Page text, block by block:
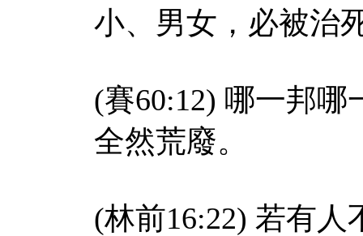
小、男女，必被治
(賽60:12) 哪一邦
全然荒廢。
(林前16:22) 若有